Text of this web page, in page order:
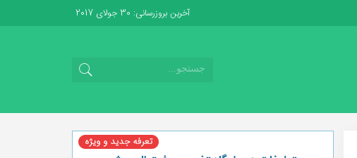
آخرین بروزرسانی: 30 جولای 2017